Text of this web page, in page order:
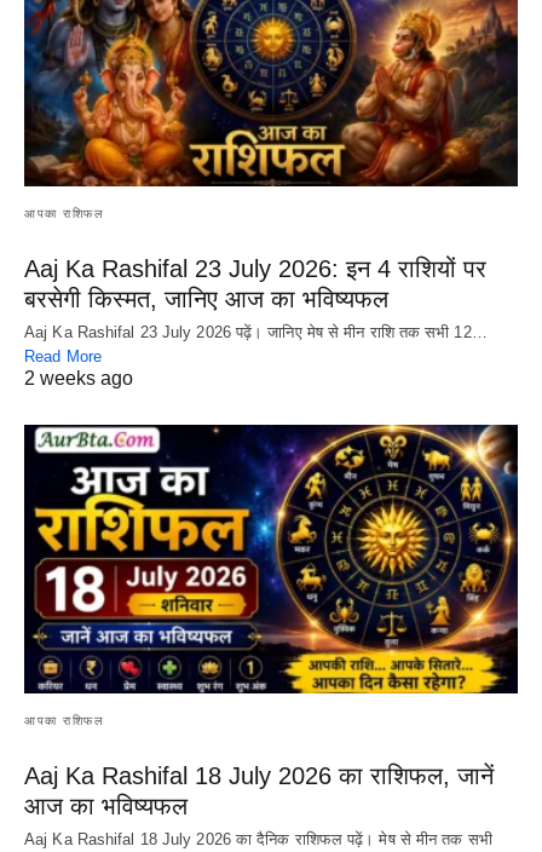
आपका राशिफल
Aaj Ka Rashifal 23 July 2026: इन 4 राशियों पर
बरसेगी किस्मत, जानिए आज का भविष्यफल
Aaj Ka Rashifal 23 July 2026 पढ़ें। जानिए मेष से मीन राशि तक सभी 12…
Read More
2 weeks ago
आपका राशिफल
Aaj Ka Rashifal 18 July 2026 का राशिफल, जानें
आज का भविष्यफल
Aaj Ka Rashifal 18 July 2026 का दैनिक राशिफल पढ़ें। मेष से मीन तक सभी